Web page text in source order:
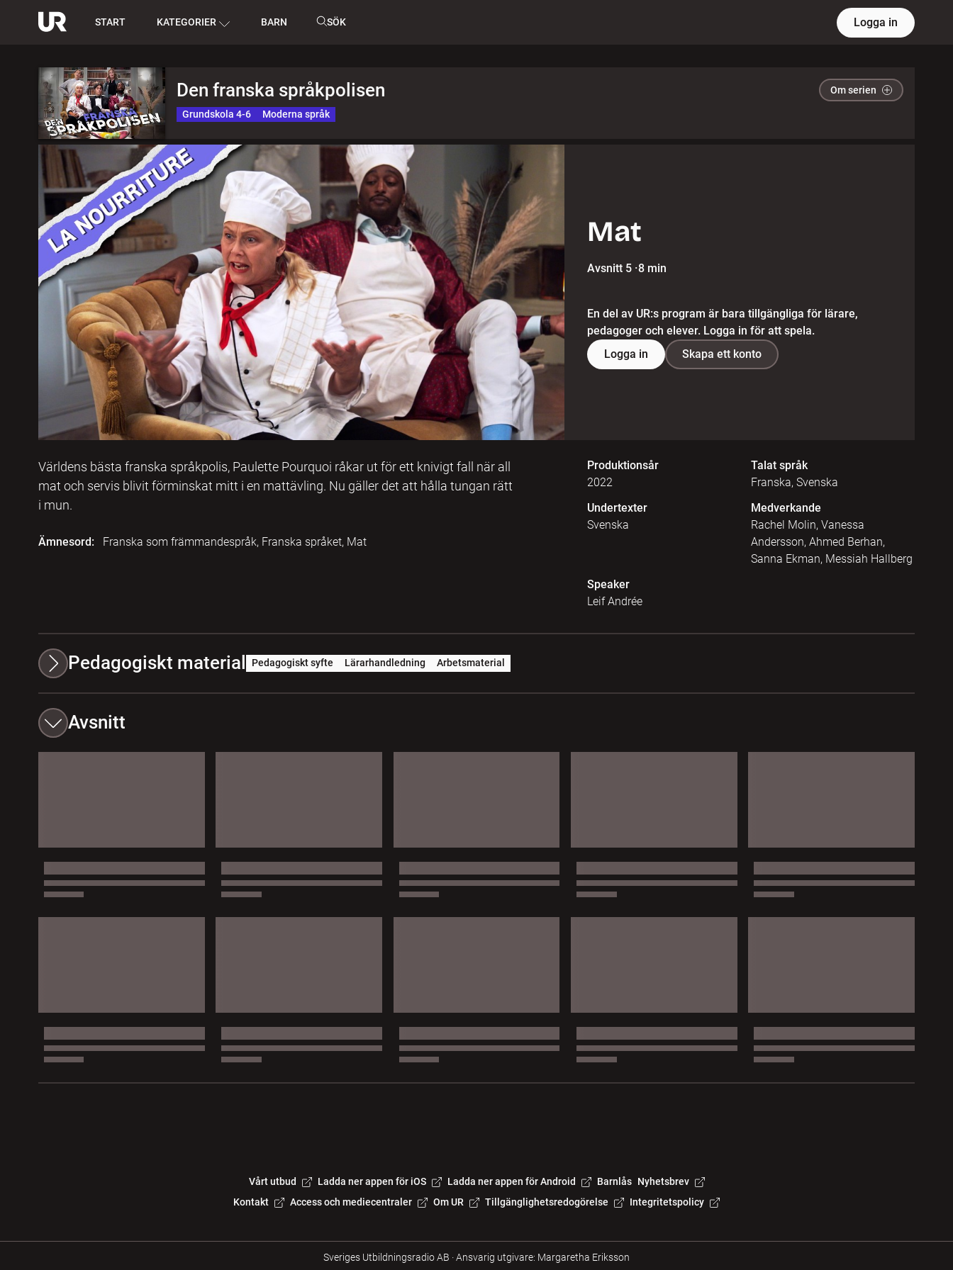
START KATEGORIER BARN SÖK Logga in
Den franska språkpolisen Om serien
Grundskola 4-6 Moderna språk
Mat
Avsnitt 5 ·8 min
En del av UR:s program är bara tillgängliga för lärare,
pedagoger och elever. Logga in för att spela.
Logga in
Skapa ett konto
Världens bästa franska språkpolis, Paulette Pourquoi råkar ut för ett knivigt fall när all
mat och servis blivit förminskat mitt i en mattävling. Nu gäller det att hålla tungan rätt
i mun.
Ämnesord: Franska som främmandespråk, Franska språket, Mat
Produktionsår
2022
Talat språk
Franska, Svenska
Undertexter
Svenska
Medverkande
Rachel Molin, Vanessa
Andersson, Ahmed Berhan,
Sanna Ekman, Messiah Hallberg
Speaker
Leif Andrée
Pedagogiskt material Pedagogiskt syfte Lärarhandledning Arbetsmaterial
Avsnitt
Vårt utbud Ladda ner appen för iOS Ladda ner appen för Android Barnlås Nyhetsbrev
Kontakt
Access och mediecentraler Om UR Tillgänglighetsredogörelse Integritetspolicy
Sveriges Utbildningsradio AB ·Ansvarig utgivare: Margaretha Eriksson